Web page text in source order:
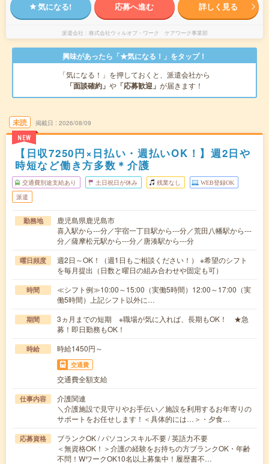
気になる! 応募へ進む 詳しく見る
派遣会社 株式会社ウィルオブ・ワーク ケアワーク事業部
興味があったら「★気になる！」をタップ！
「気になる！」を押しておくと、派遣会社から
「面談確約」 や 「応募歓迎」 が届きます！
未読
NEW
掲載日 2026/08/09
【日収7250円×日払い・週払いOK！】週2日や
時短など働き方多数＊介護
交通費別途支給あり 土日祝日が休み 残業なし WEB登録OK
派遣
勤務地
鹿児島県鹿児島市
喜入駅から---分／宇宿一丁目駅から---分／荒田八幡駅から---
分／薩摩松元駅から---分／唐湊駅から---分
曜日頻度
週2日～OK！（週1日もご相談ください！） ※希望のシフト
を毎月提出（日数と曜日の組み合わせや固定も可）
時間
≪シフト例≫10:00～15:00（実働5時間）12:00～17:00（実
働5時間）上記シフト以外に…
期間
3ヵ月までの短期 ※職場が気に入れば、長期もOK！ ★急
募！即日勤務もOK！
時給 時給1450円～
交通費
交通費全額支給
仕事内容
介護関連
＼介護施設で見守りやお手伝い／施設を利用するお年寄りの
サポートをお任せします！＜具体的には…＞・夕食…
応募資格
ブランクOK / パソコンスキル不要 / 英語力不要
＜無資格OK！＞介護の経験をお持ちの方ブランクOK・年齢
不問！WワークOK10名以上募集中！履歴書不…